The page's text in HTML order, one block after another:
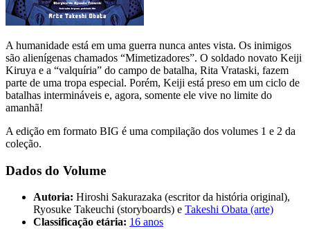
A humanidade está em uma guerra nunca antes vista. Os inimigos
são alienígenas chamados “Mimetizadores”. O soldado novato Keiji
Kiruya e a “valquíria” do campo de batalha, Rita Vrataski, fazem
parte de uma tropa especial. Porém, Keiji está preso em um ciclo de
batalhas intermináveis e, agora, somente ele vive no limite do
amanhã!
A edição em formato BIG é uma compilação dos volumes 1 e 2 da
coleção.
Dados do Volume
Autoria: Hiroshi Sakurazaka (escritor da história original),
Ryosuke Takeuchi (storyboards) e Takeshi Obata (arte)
Classificação etária: 16 anos